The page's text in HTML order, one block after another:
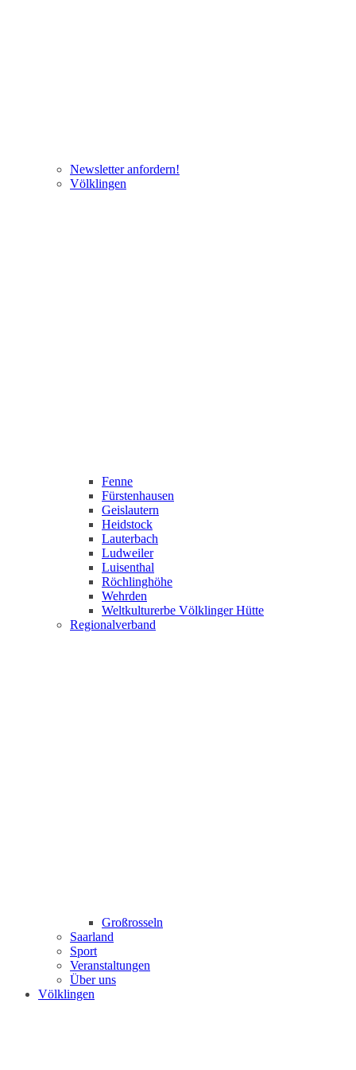
Newsletter anfordern!
Völklingen
Fenne
Fürstenhausen
Geislautern
Heidstock
Lauterbach
Ludweiler
Luisenthal
Röchlinghöhe
Wehrden
Weltkulturerbe Völklinger Hütte
Regionalverband
Großrosseln
Saarland
Sport
Veranstaltungen
Über uns
Völklingen